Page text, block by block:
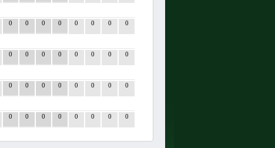
0 0 0 0 0 0 0 0
0 0 0 0 0 0 0 0
0 0 0 0 0 0 0 0
0 0 0 0 0 0 0 0